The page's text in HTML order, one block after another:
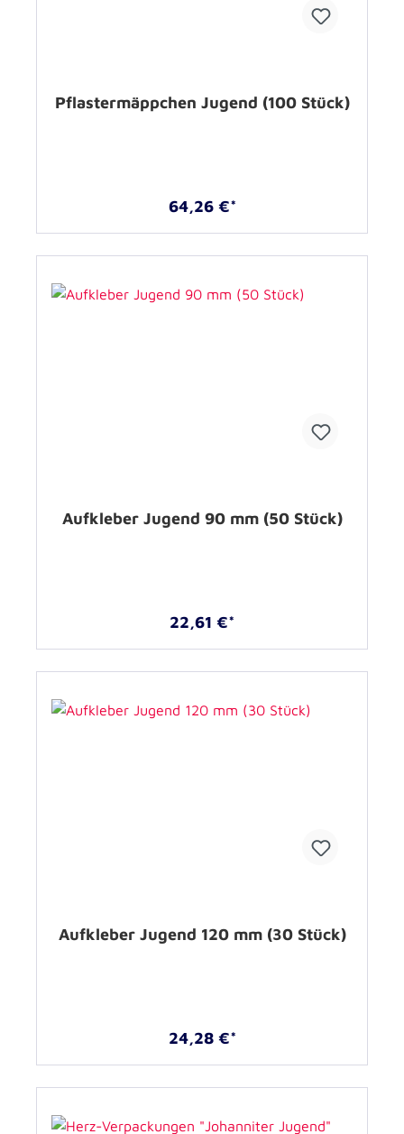
Pflastermäppchen Jugend (100 Stück)
64,26 €*
Aufkleber Jugend 90 mm (50 Stück)
22,61 €*
Aufkleber Jugend 120 mm (30 Stück)
24,28 €*